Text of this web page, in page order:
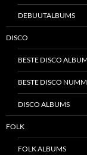
DEBUUTALBUMS
DISCO
BESTE DISCO
BESTE DISCO
DISCO ALBUMS
FOLK
FOLK ALBUMS